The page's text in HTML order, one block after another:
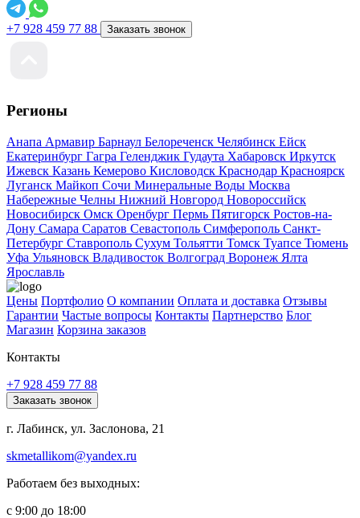
+7 928 459 77 88 Заказать звонок
Регионы
Анапа Армавир Барнаул Белореченск Челябинск Ейск
Екатеринбург Гагра Геленджик Гудаута Хабаровск Иркутск
Ижевск Казань Кемерово Кисловодск Краснодар Красноярск
Луганск Майкоп Сочи Минеральные Воды Москва
Набережные Челны Нижний Новгород Новороссийск
Новосибирск Омск Оренбург Пермь Пятигорск Ростов-на-
Дону Самара Саратов Севастополь Симферополь Санкт-
Петербург Ставрополь Сухум Тольятти Томск Туапсе Тюмень
Уфа Ульяновск Владивосток Волгоград Воронеж Ялта
Ярославль
Цены Портфолио О компании Оплата и доставка Отзывы
Гарантии Частые вопросы Контакты Партнерство Блог
Магазин Корзина заказов
Контакты
+7 928 459 77 88
Заказать звонок
г. Лабинск, ул. Заслонова, 21
skmetallikom@yandex.ru
Работаем без выходных:
с 9:00 до 18:00